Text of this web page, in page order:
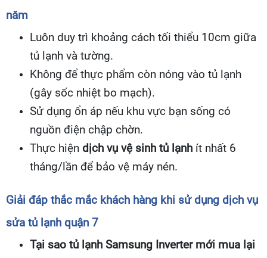
năm
Luôn duy trì khoảng cách tối thiểu 10cm giữa
tủ lạnh và tường.
Không để thực phẩm còn nóng vào tủ lạnh
(gây sốc nhiệt bo mạch).
Sử dụng ổn áp nếu khu vực bạn sống có
nguồn điện chập chờn.
Thực hiện dịch vụ vệ sinh tủ lạnh ít nhất 6
tháng/lần để bảo vệ máy nén.
Giải đáp thắc mắc khách hàng khi sử dụng dịch vụ
sửa tủ lạnh quận 7
Tại sao tủ lạnh Samsung Inverter mới mua lại